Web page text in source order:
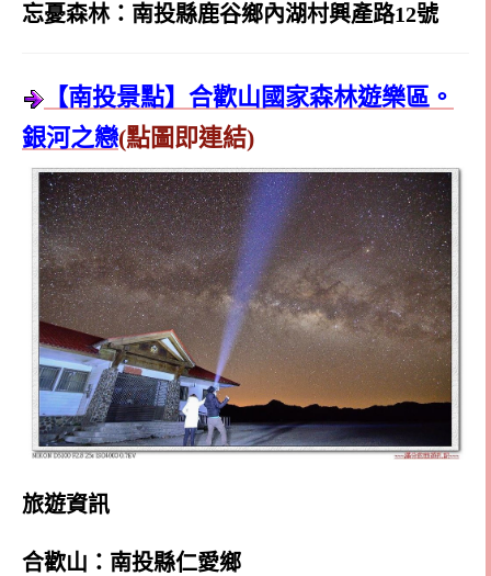
忘憂森林： 南投縣鹿谷鄉內湖村興產路12號
【南投景點】合歡山國家森林遊樂區。
銀河之戀(點圖即連結)
旅遊資訊
合歡山：南投縣仁愛鄉